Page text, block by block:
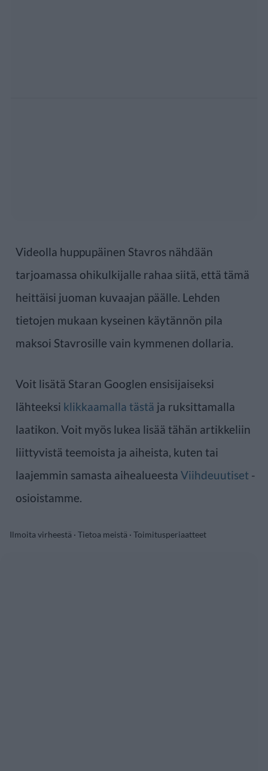
Videolla huppupäinen Stavros nähdään
tarjoamassa ohikulkijalle rahaa siitä, että tämä
heittäisi juoman kuvaajan päälle. Lehden
tietojen mukaan kyseinen käytännön pila
maksoi Stavrosille vain kymmenen dollaria.
Voit lisätä Staran Googlen ensisijaiseksi
lähteeksi klikkaamalla tästä ja ruksittamalla
laatikon. Voit myös lukea lisää tähän artikkeliin
liittyvistä teemoista ja aiheista, kuten tai
laajemmin samasta aihealueesta Viihdeuutiset -
osioistamme.
Ilmoita virheestä · Tietoa meistä · Toimitusperiaatteet